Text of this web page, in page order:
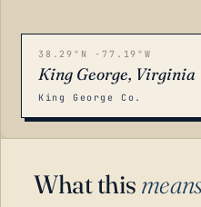
38.29°N -77.19°W
King George, Virginia
King George Co.
What this